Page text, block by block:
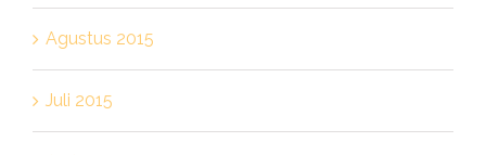
Agustus 2015
Juli 2015